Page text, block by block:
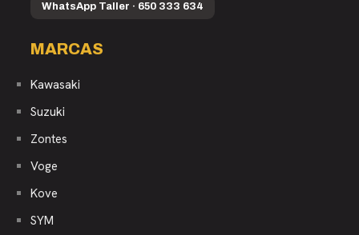
WhatsApp Taller · 650 333 634
MARCAS
Kawasaki
Suzuki
Zontes
Voge
Kove
SYM